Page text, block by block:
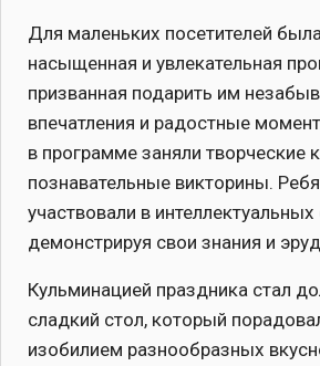
Для маленьких посетителей
насыщенная и увлекательная
призванная подарить им
впечатления и радостные
в программе заняли творческие
познавательные викторины.
участвовали в интеллектуальных
демонстрируя свои знания и
Кульминацией праздника стал
сладкий стол, который
изобилием разнообразных